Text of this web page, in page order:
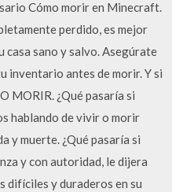
Cómo morir en Minecraft.
perdido, es mejor
casa sano y salvo. Asegúrate
inventario antes de morir. Y si
MORIR. ¿Qué pasaría si
hablando de vivir o morir
y muerte. ¿Qué pasaría si
y con autoridad, le dijera
difíciles y duraderos en su